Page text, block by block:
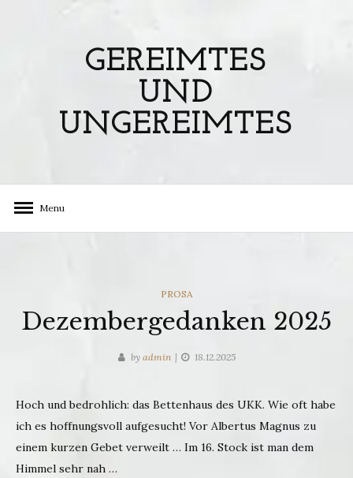
GEREIMTES
UND
UNGEREIMTES
Menu
CATEGORIES
PROSA
Dezembergedanken 2025
by admin 18.12.2025
Hoch und bedrohlich: das Bettenhaus des UKK. Wie oft habe
ich es hoffnungsvoll aufgesucht! Vor Albertus Magnus zu
einem kurzen Gebet verweilt … Im 16. Stock ist man dem
Himmel sehr nah …